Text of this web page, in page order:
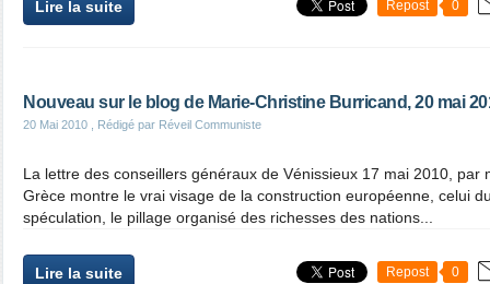
Lire la suite Repost 0
Nouveau sur le blog de Marie-Christine Burricand, 20 mai
20 Mai 2010 , Rédigé par Réveil Communiste
La lettre des conseillers généraux de Vénissieux 17 mai 2010, par
Grèce montre le vrai visage de la construction européenne, celui
spéculation, le pillage organisé des richesses des nations...
Lire la suite Repost 0